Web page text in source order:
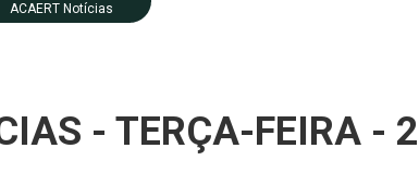
ACAERT Notícias
- TERÇA-FEIRA -